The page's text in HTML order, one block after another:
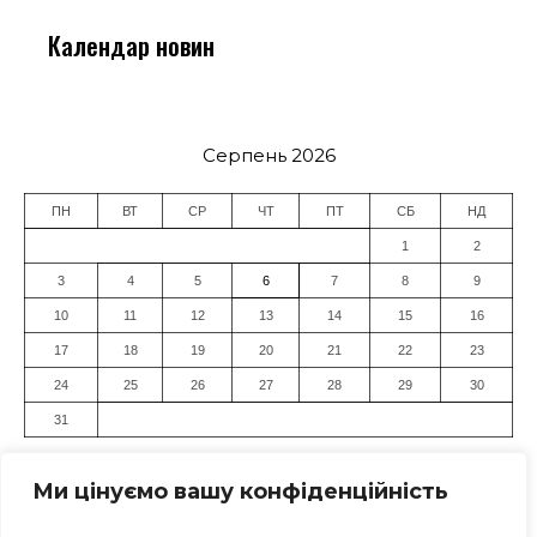
Ми цінуємо вашу конфіденційність
Календар новин
Серпень 2026
ПН ВТ СР ЧТ ПТ СБ НД
1 2
3 4 5 6 7 8 9
10 11 12 13 14 15 16
17 18 19 20 21 22 23
24 25 26 27 28 29 30
31